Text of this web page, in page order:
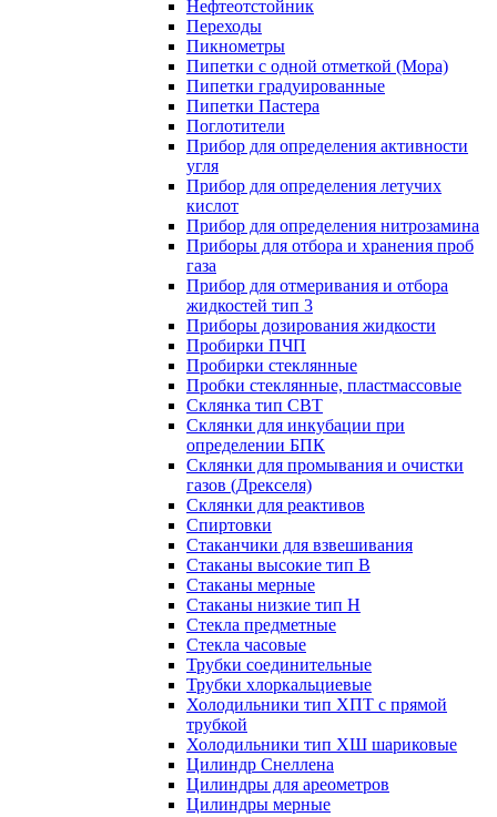
Нефтеотстойник
Переходы
Пикнометры
Пипетки с одной отметкой (Мора)
Пипетки градуированные
Пипетки Пастера
Поглотители
Прибор для определения активности
угля
Прибор для определения летучих
кислот
Прибор для определения нитрозамина
Приборы для отбора и хранения проб
газа
Прибор для отмеривания и отбора
жидкостей тип 3
Приборы дозирования жидкости
Пробирки ПЧП
Пробирки стеклянные
Пробки стеклянные, пластмассовые
Склянка тип СВТ
Склянки для инкубации при
определении БПК
Склянки для промывания и очистки
газов (Дрекселя)
Склянки для реактивов
Спиртовки
Стаканчики для взвешивания
Стаканы высокие тип В
Стаканы мерные
Стаканы низкие тип Н
Стекла предметные
Стекла часовые
Трубки соединительные
Трубки хлоркальциевые
Холодильники тип ХПТ с прямой
трубкой
Холодильники тип ХШ шариковые
Цилиндр Снеллена
Цилиндры для ареометров
Цилиндры мерные